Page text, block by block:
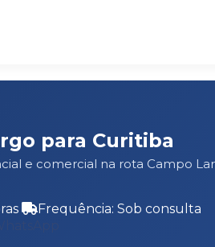
para Curitiba
e comercial na rota Campo
Frequência: Sob consulta